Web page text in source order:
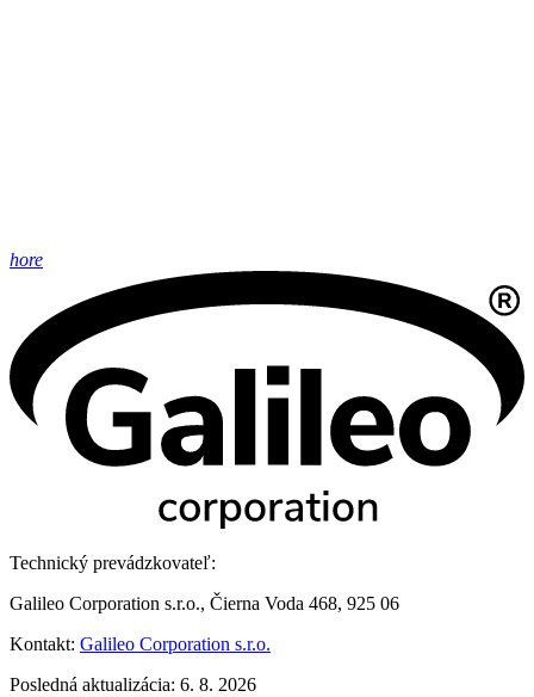
hore
Technický prevádzkovateľ:
Galileo Corporation s.r.o., Čierna Voda 468, 925 06
Kontakt: Galileo Corporation s.r.o.
Posledná aktualizácia: 6. 8. 2026